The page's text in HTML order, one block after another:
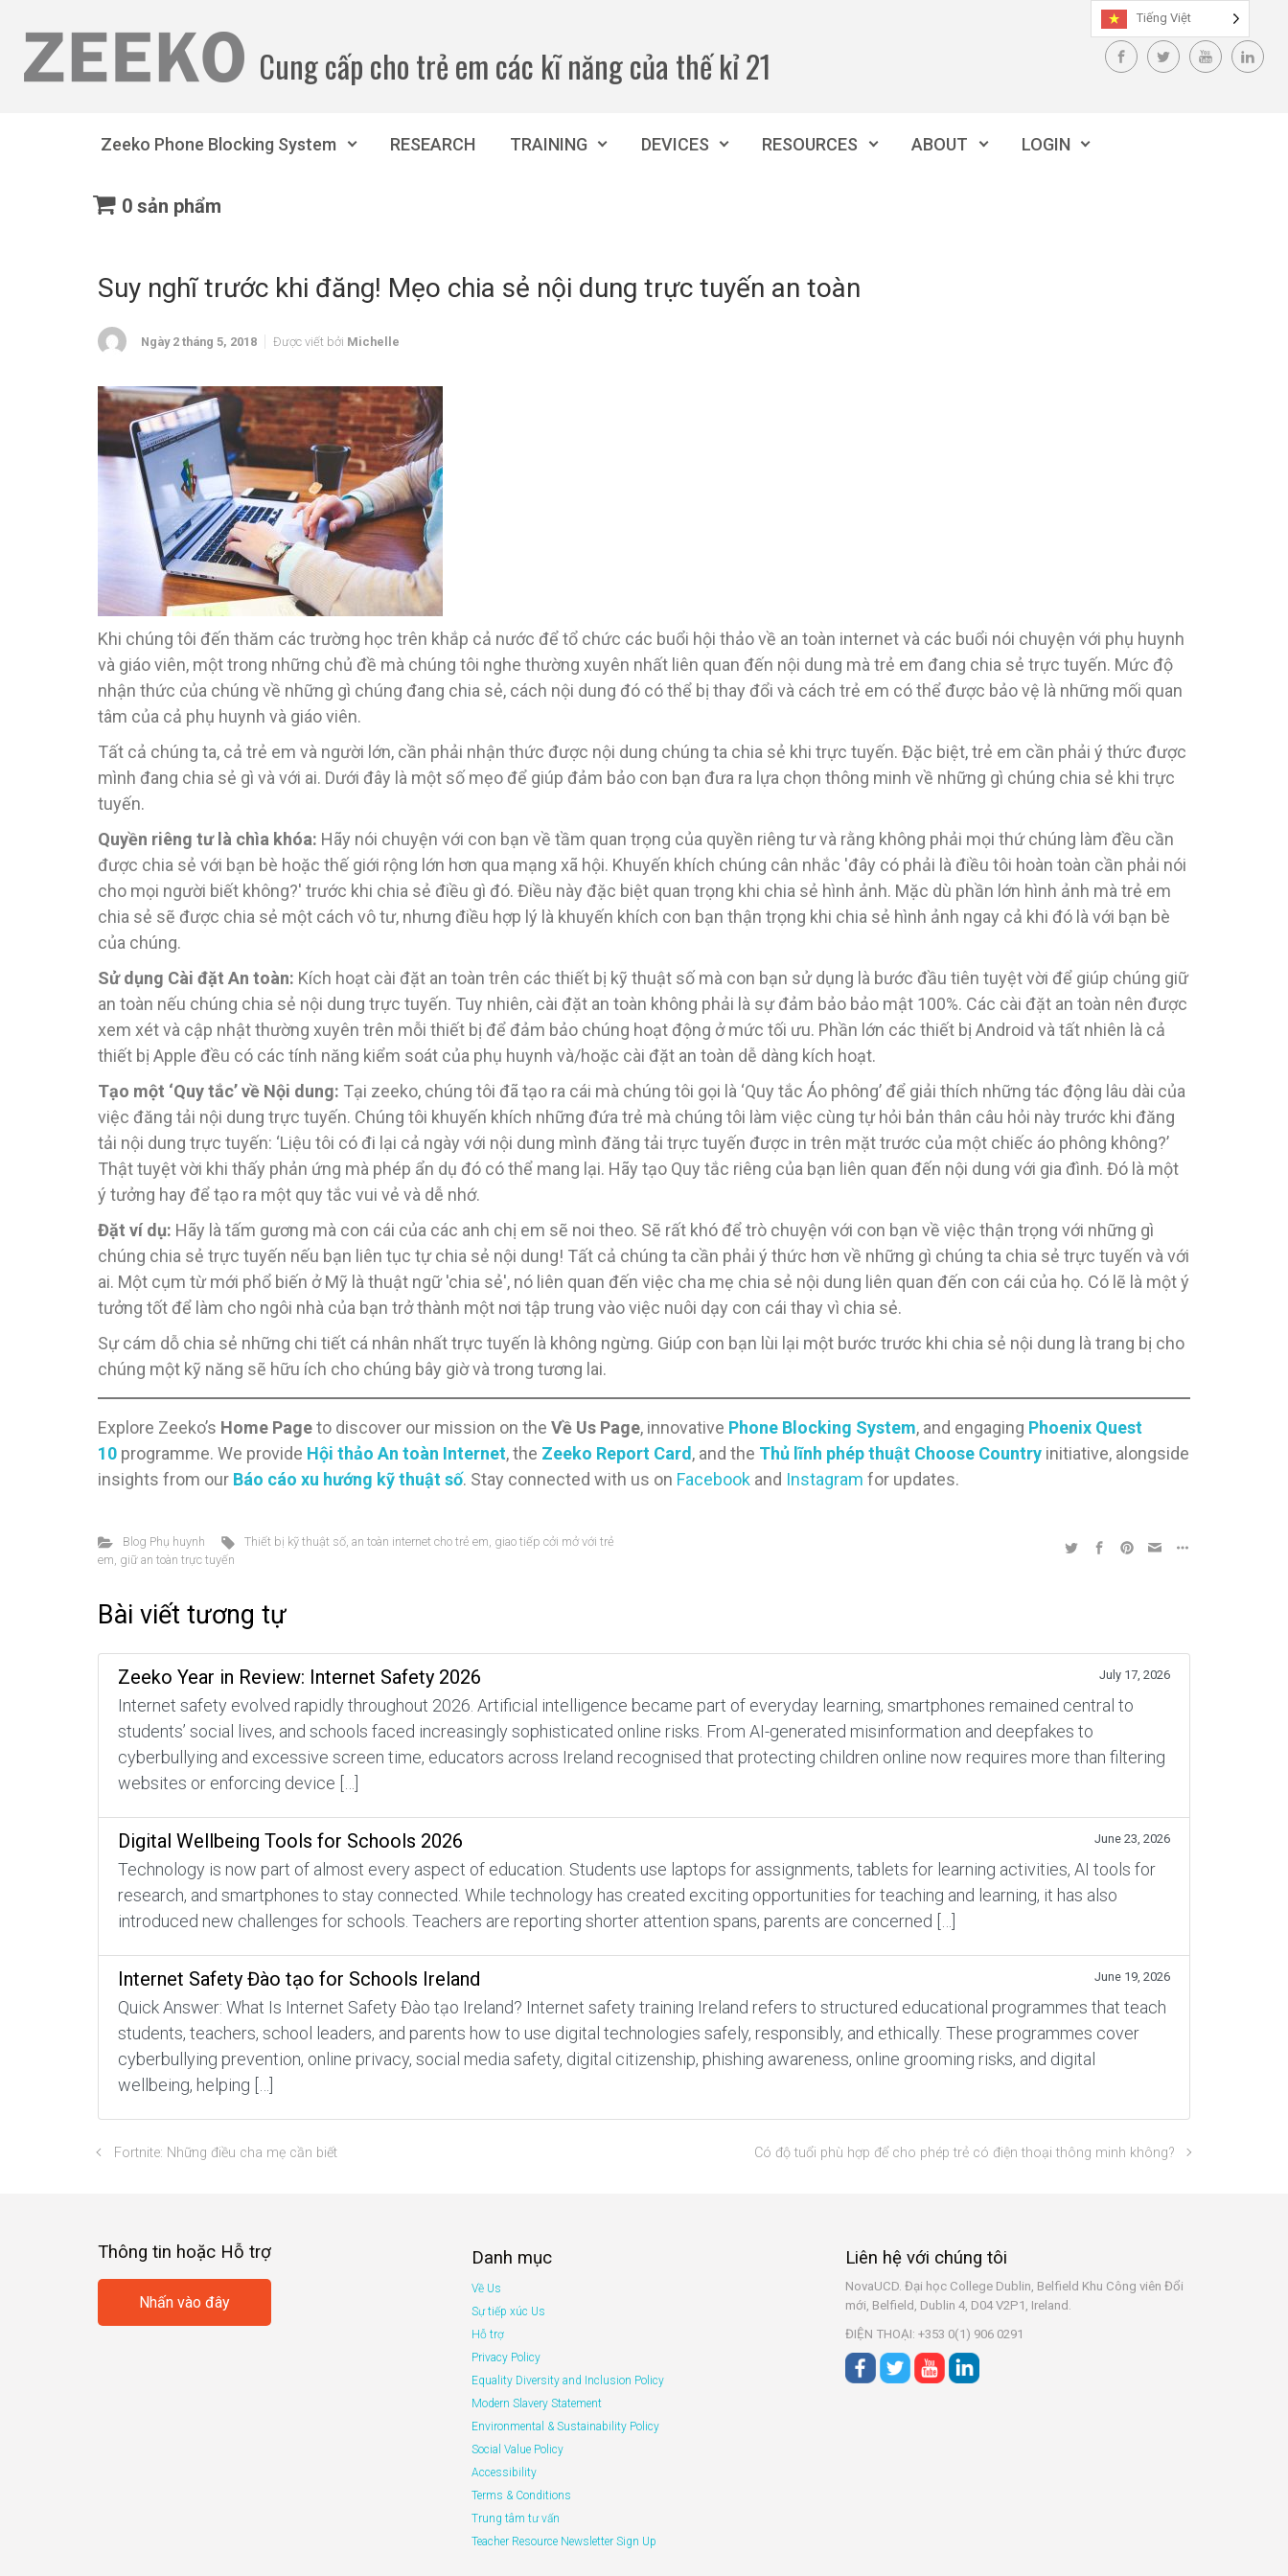
Cung cấp cho trẻ em các kĩ năng của thế kỉ 21
Zeeko Phone Blocking System RESEARCH TRAINING DEVICES RESOURCES ABOUT LOGIN
0 sản phẩm
Suy nghĩ trước khi đăng! Mẹo chia sẻ nội dung trực tuyến an toàn
Ngày 2 tháng 5, 2018 Được viết bởi Michelle
Khi chúng tôi đến thăm các trường học trên khắp cả nước để tổ chức các buổi hội thảo về an toàn internet và các buổi nói chuyện với phụ huynh
và giáo viên, một trong những chủ đề mà chúng tôi nghe thường xuyên nhất liên quan đến nội dung mà trẻ em đang chia sẻ trực tuyến. Mức độ
nhận thức của chúng về những gì chúng đang chia sẻ, cách nội dung đó có thể bị thay đổi và cách trẻ em có thể được bảo vệ là những mối quan
tâm của cả phụ huynh và giáo viên.
Tất cả chúng ta, cả trẻ em và người lớn, cần phải nhận thức được nội dung chúng ta chia sẻ khi trực tuyến. Đặc biệt, trẻ em cần phải ý thức được
mình đang chia sẻ gì và với ai. Dưới đây là một số mẹo để giúp đảm bảo con bạn đưa ra lựa chọn thông minh về những gì chúng chia sẻ khi trực
tuyến.
Quyền riêng tư là chìa khóa: Hãy nói chuyện với con bạn về tầm quan trọng của quyền riêng tư và rằng không phải mọi thứ chúng làm đều cần
được chia sẻ với bạn bè hoặc thế giới rộng lớn hơn qua mạng xã hội. Khuyến khích chúng cân nhắc 'đây có phải là điều tôi hoàn toàn cần phải nói
cho mọi người biết không?' trước khi chia sẻ điều gì đó. Điều này đặc biệt quan trọng khi chia sẻ hình ảnh. Mặc dù phần lớn hình ảnh mà trẻ em
chia sẻ sẽ được chia sẻ một cách vô tư, nhưng điều hợp lý là khuyến khích con bạn thận trọng khi chia sẻ hình ảnh ngay cả khi đó là với bạn bè
của chúng.
Sử dụng Cài đặt An toàn: Kích hoạt cài đặt an toàn trên các thiết bị kỹ thuật số mà con bạn sử dụng là bước đầu tiên tuyệt vời để giúp chúng giữ
an toàn nếu chúng chia sẻ nội dung trực tuyến. Tuy nhiên, cài đặt an toàn không phải là sự đảm bảo bảo mật 100%. Các cài đặt an toàn nên được
xem xét và cập nhật thường xuyên trên mỗi thiết bị để đảm bảo chúng hoạt động ở mức tối ưu. Phần lớn các thiết bị Android và tất nhiên là cả
thiết bị Apple đều có các tính năng kiểm soát của phụ huynh và/hoặc cài đặt an toàn dễ dàng kích hoạt.
Tạo một ‘Quy tắc’ về Nội dung: Tại zeeko, chúng tôi đã tạo ra cái mà chúng tôi gọi là ‘Quy tắc Áo phông’ để giải thích những tác động lâu dài của
việc đăng tải nội dung trực tuyến. Chúng tôi khuyến khích những đứa trẻ mà chúng tôi làm việc cùng tự hỏi bản thân câu hỏi này trước khi đăng
tải nội dung trực tuyến: ‘Liệu tôi có đi lại cả ngày với nội dung mình đăng tải trực tuyến được in trên mặt trước của một chiếc áo phông không?’
Thật tuyệt vời khi thấy phản ứng mà phép ẩn dụ đó có thể mang lại. Hãy tạo Quy tắc riêng của bạn liên quan đến nội dung với gia đình. Đó là một
ý tưởng hay để tạo ra một quy tắc vui vẻ và dễ nhớ.
Đặt ví dụ: Hãy là tấm gương mà con cái của các anh chị em sẽ noi theo. Sẽ rất khó để trò chuyện với con bạn về việc thận trọng với những gì
chúng chia sẻ trực tuyến nếu bạn liên tục tự chia sẻ nội dung! Tất cả chúng ta cần phải ý thức hơn về những gì chúng ta chia sẻ trực tuyến và với
ai. Một cụm từ mới phổ biến ở Mỹ là thuật ngữ 'chia sẻ', nó liên quan đến việc cha mẹ chia sẻ nội dung liên quan đến con cái của họ. Có lẽ là một ý
tưởng tốt để làm cho ngôi nhà của bạn trở thành một nơi tập trung vào việc nuôi dạy con cái thay vì chia sẻ.
Sự cám dỗ chia sẻ những chi tiết cá nhân nhất trực tuyến là không ngừng. Giúp con bạn lùi lại một bước trước khi chia sẻ nội dung là trang bị cho
chúng một kỹ năng sẽ hữu ích cho chúng bây giờ và trong tương lai.
Explore Zeeko’s Home Pageto discover our mission on the Về Us Page, innovative Phone Blocking System, and engaging Phoenix Quest
10 programme. We provide Hội thảo An toàn Internet, the Zeeko Report Card , and the Thủ lĩnh phép thuật Choose Country initiative, alongside
insights from our Báo cáo xu hướng kỹ thuật số. Stay connected with us on Facebook and Instagram for updates.
Blog Phụ huynh Thiết bị kỹ thuật số,an toàn internet cho trẻ em, giao tiếp cởi mở với trẻ
em, giữ an toàn trực tuyến
Bài viết tương tự
Zeeko Year in Review: Internet Safety 2026 July 17, 2026
Internet safety evolved rapidly throughout 2026. Artificial intelligence became part of everyday learning, smartphones remained central to
students’ social lives, and schools faced increasingly sophisticated online risks. From AI-generated misinformation and deepfakes to
cyberbullying and excessive screen time, educators across Ireland recognised that protecting children online now requires more than filtering
websites or enforcing device […]
Digital Wellbeing Tools for Schools 2026 June 23, 2026
Technology is now part of almost every aspect of education. Students use laptops for assignments, tablets for learning activities, AI tools for
research, and smartphones to stay connected. While technology has created exciting opportunities for teaching and learning, it has also
introduced new challenges for schools. Teachers are reporting shorter attention spans, parents are concerned […]
Internet Safety Đào tạo for Schools Ireland June 19, 2026
Quick Answer: What Is Internet Safety Đào tạo Ireland? Internet safety training Ireland refers to structured educational programmes that teach
students, teachers, school leaders, and parents how to use digital technologies safely, responsibly, and ethically. These programmes cover
cyberbullying prevention, online privacy, social media safety, digital citizenship, phishing awareness, online grooming risks, and digital
wellbeing, helping […]
Fortnite: Những điều cha mẹ cần biết Có độ tuổi phù hợp để cho phép trẻ có điện thoại thông minh không?
Thông tin hoặc Hỗ trợ
Nhấn vào đây
Danh mục
Về Us
Sự tiếp xúc Us
Hỗ trợ
Privacy Policy
Equality Diversity and Inclusion Policy
Modern Slavery Statement
Environmental & Sustainability Policy
Social Value Policy
Accessibility
Terms & Conditions
Trung tâm tư vấn
Teacher Resource Newsletter Sign Up
Liên hệ với chúng tôi
NovaUCD. Đại học College Dublin, Belfield Khu Công viên Đổi
mới, Belfield, Dublin 4, D04 V2P1, Ireland.
ĐIỆN THOẠI: +353 0(1) 906 0291
Tiếng Việt